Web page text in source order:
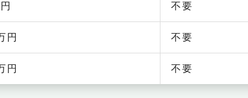
不要
円 不要
円 不要